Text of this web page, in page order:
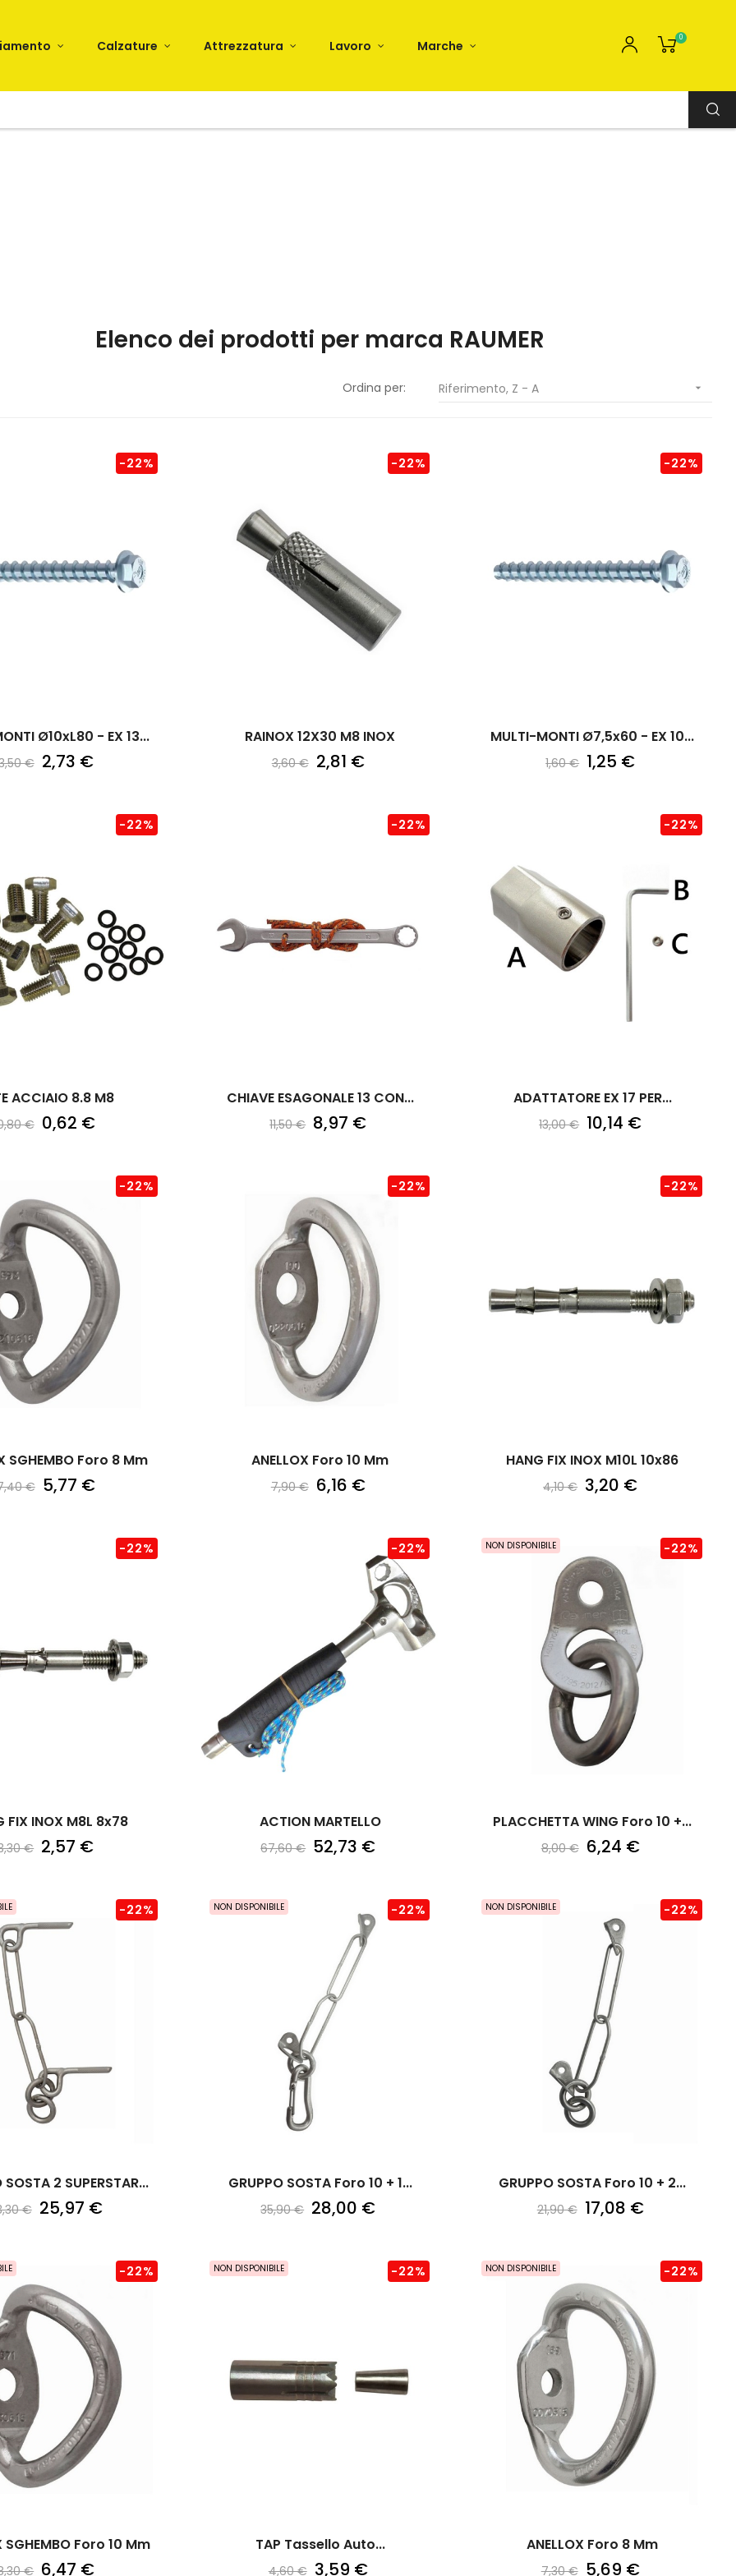
Calzature Attrezzatura Lavoro Marche
0
Elenco dei prodotti per marca RAUMER
Ordina per: Riferimento, Z - A 
Ø10xL80 - EX 13...
€
-22%
2,73 €
RAINOX 12X30 M8 INOX
3,60 €
-22%
2,81 €
MULTI-MONTI Ø7,5x60 - EX 10...
1,60 €
-22%
1,25 €
ACCIAIO 8.8 M8
€
-22%
0,62 €
CHIAVE ESAGONALE 13 CON...
11,50 €
-22%
8,97 €
ADATTATORE EX 17 PER...
13,00 €
-22%
10,14 €
SGHEMBO Foro 8 Mm
€
-22%
5,77 €
ANELLOX Foro 10 Mm
7,90 €
-22%
6,16 €
HANG FIX INOX M10L 10x86
4,10 €
-22%
3,20 €
FIX INOX M8L 8x78
€
-22%
2,57 €
ACTION MARTELLO
67,60 €
-22%
52,73 €
NON DISPONIBILE
PLACCHETTA WING Foro 10 +...
8,00 €
-22%
6,24 €
SOSTA 2 SUPERSTAR...
€
-22%
25,97 €
NON DISPONIBILE
GRUPPO SOSTA Foro 10 + 1...
35,90 €
-22%
28,00 €
NON DISPONIBILE
GRUPPO SOSTA Foro 10 + 2...
21,90 €
-22%
17,08 €
SGHEMBO Foro 10 Mm
€
-22%
6,47 €
NON DISPONIBILE
TAP Tassello Auto...
4,60 €
-22%
3,59 €
NON DISPONIBILE
ANELLOX Foro 8 Mm
7,30 €
-22%
5,69 €